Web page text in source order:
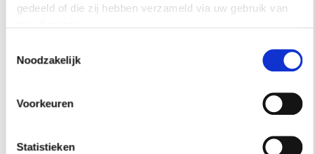
gedeeld of die zij hebben verzameld via uw gebruik van
Noodzakelijk
Voorkeuren
Statistieken